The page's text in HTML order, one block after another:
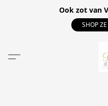
Ook zot van
SHOP